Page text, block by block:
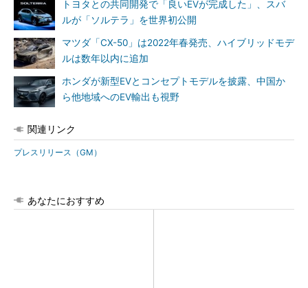
トヨタとの共同開発で「良いEVが完成した」、スバ
ルが「ソルテラ」を世界初公開
マツダ「CX-50」は2022年春発売、ハイブリッドモデ
ルは数年以内に追加
ホンダが新型EVとコンセプトモデルを披露、中国か
ら他地域へのEV輸出も視野
関連リンク
プレスリリース（GM）
あなたにおすすめ